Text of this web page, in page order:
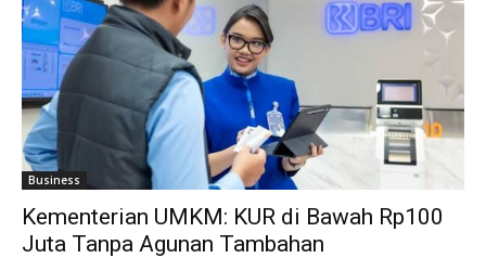
Business
Kementerian UMKM: KUR di Bawah Rp100
Juta Tanpa Agunan Tambahan